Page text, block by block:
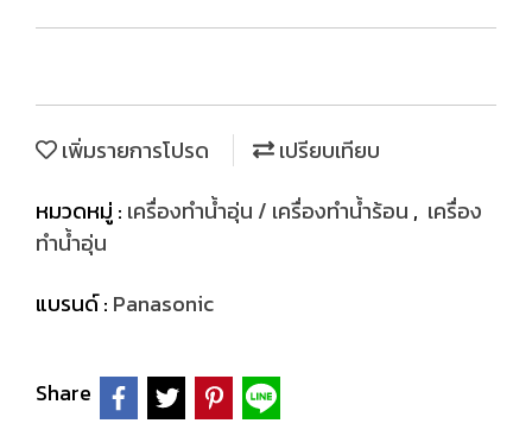
เพิ่มรายการโปรด
เปรียบเทียบ
หมวดหมู่ : เครื่องทำน้ำอุ่น / เครื่องทำน้ำร้อน , เครื่อง
ทำน้ำอุ่น
แบรนด์ : Panasonic
Share